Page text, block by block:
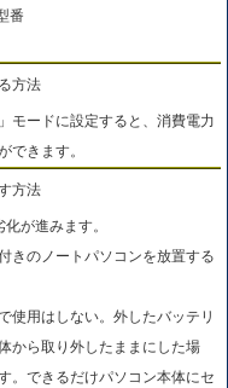
番
方法
モードに設定すると、消費電力
できます。
方法
が進みます。
きのノートパソコンを放置する
使用はしない。外したバッテリ
から取り外したままにした場
。できるだけパソコン本体にセ